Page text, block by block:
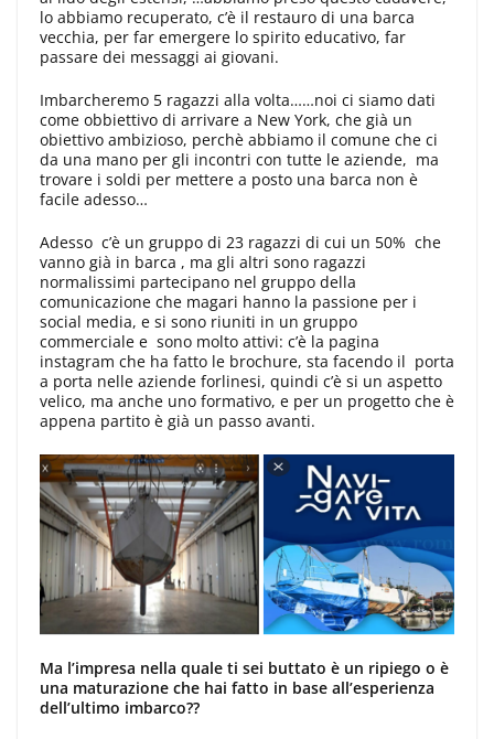
lo abbiamo recuperato, c’è il restauro di una barca
vecchia, per far emergere lo spirito educativo, far
passare dei messaggi ai giovani.
Imbarcheremo 5 ragazzi alla volta……noi ci siamo dati
come obbiettivo di arrivare a New York, che già un
obiettivo ambizioso, perchè abbiamo il comune che ci
da una mano per gli incontri con tutte le aziende, ma
trovare i soldi per mettere a posto una barca non è
facile adesso…
Adesso c’è un gruppo di 23 ragazzi di cui un 50% che
vanno già in barca , ma gli altri sono ragazzi
normalissimi partecipano nel gruppo della
comunicazione che magari hanno la passione per i
social media, e si sono riuniti in un gruppo
commerciale e sono molto attivi: c’è la pagina
instagram che ha fatto le brochure, sta facendo il porta
a porta nelle aziende forlinesi, quindi c’è si un aspetto
velico, ma anche uno formativo, e per un progetto che è
appena partito è già un passo avanti.
Ma l’impresa nella quale ti sei buttato è un ripiego o è
una maturazione che hai fatto in base all’esperienza
dell’ultimo imbarco??